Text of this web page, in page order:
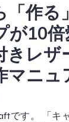
「作る
が10倍
きレザ
マニュ
です。 「キ